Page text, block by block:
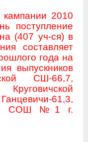
кампании 2010
поступление
(407 уч-ся) в
составляет
года на
выпускников
СШ-66,7,
61,3,
СОШ №1 г.